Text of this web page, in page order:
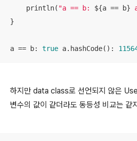
    println(
"a == b: ${a == b}
}
a == b: true a.hashCode():
하지만 data class로 선언되지 않은
변수의 값이 같더라도 동등성 비교는 같